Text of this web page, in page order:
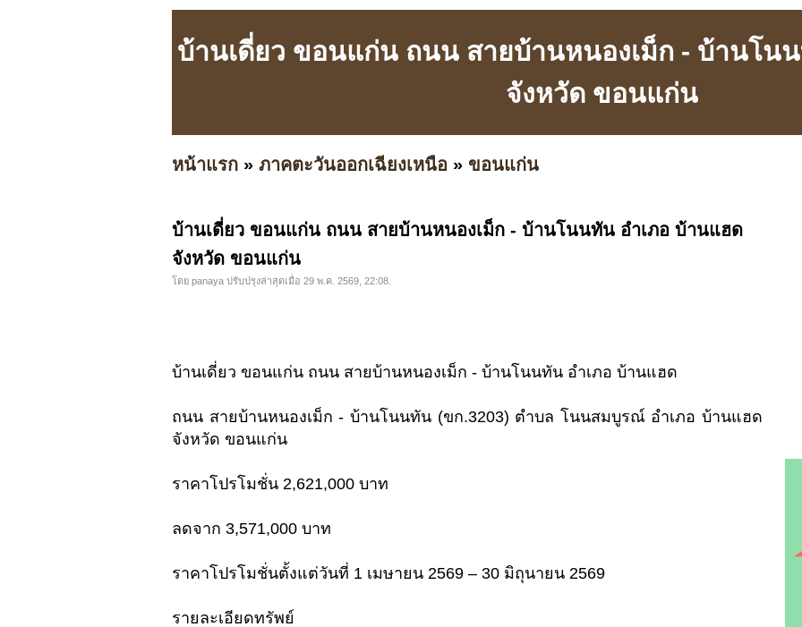
บ้านเดี่ยว ขอนแก่น ถนน สายบ้านหนองเม็ก - บ้านโน
จังหวัด ขอนแก่น
หน้าแรก » ภาคตะวันออกเฉียงเหนือ » ขอนแก่น
บ้านเดี่ยว ขอนแก่น ถนน สายบ้านหนองเม็ก - บ้านโนนทัน อำเภอ บ้านแฮด
จังหวัด ขอนแก่น
โดย panaya ปรับปรุงล่าสุดเมื่อ 29 พ.ค. 2569, 22:08.
บ้านเดี่ยว ขอนแก่น ถนน สายบ้านหนองเม็ก - บ้านโนนทัน อำเภอ บ้านแฮด
ถนน สายบ้านหนองเม็ก - บ้านโนนทัน (ขก.3203) ตำบล โนนสมบูรณ์ อำเภอ บ้านแฮด
จังหวัด ขอนแก่น
ราคาโปรโมชั่น 2,621,000 บาท
ลดจาก 3,571,000 บาท
ราคาโปรโมชั่นตั้งแต่วันที่ 1 เมษายน 2569 – 30 มิถุนายน 2569
รายละเอียดทรัพย์